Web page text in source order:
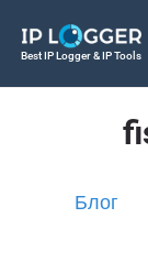
Best IP Logger & IP Tools
Блог